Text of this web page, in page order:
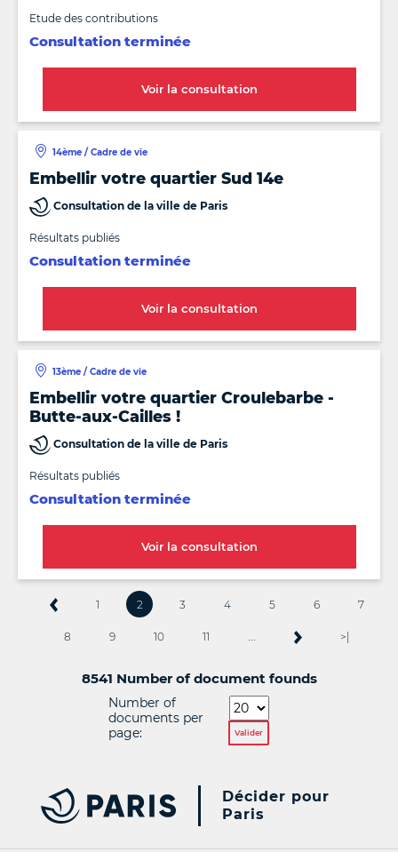
Etude des contributions
Consultation terminée
Voir la consultation
Embellir votre quartier Sud 14e
14ème / Cadre de vie
Consultation de la ville de Paris
Résultats publiés
Consultation terminée
Voir la consultation
Embellir votre quartier Croulebarbe -
Butte-aux-Cailles !
13ème / Cadre de vie
Consultation de la ville de Paris
Résultats publiés
Consultation terminée
Voir la consultation
1 2 3 4 5 6 7
8 9 10 11 ... >|
8541 Number of document founds
Number of
documents per
page:
Valider
Décider pour
Paris